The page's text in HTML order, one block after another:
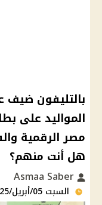
بالتليفون ضيف
مصر الرقمية
هل أنت منهم؟
السبت 05/أبريل/2025 - 01:41 م